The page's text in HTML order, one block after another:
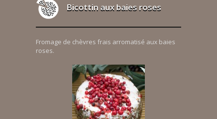
Bicottin aux baies roses
Fromage de chèvres frais arromatisé aux baies
roses.